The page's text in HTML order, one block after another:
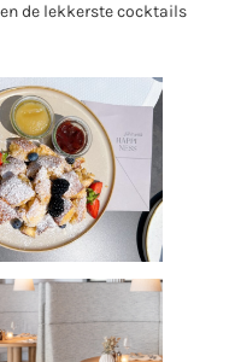
de lekkerste cocktails